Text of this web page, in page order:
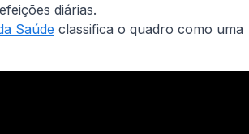
diárias.
Saúde classifica o quadro como uma